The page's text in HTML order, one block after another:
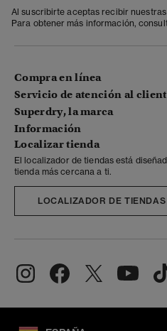
Al suscribirte aceptas recibir
Para obtener más información,
Compra en línea
Servicio de atención al
Superdry, la marca
Información
Localizar tienda
El localizador de tiendas está
tienda más cercana a ti.
LOCALIZADOR DE TIENDAS